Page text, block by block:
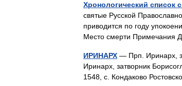
Хронологический список
святые Русской
приводится по году
Место смерти
ИРИНАРХ — Прп. Иринарх,
Иринарх, затворник
1548, с. Кондаково